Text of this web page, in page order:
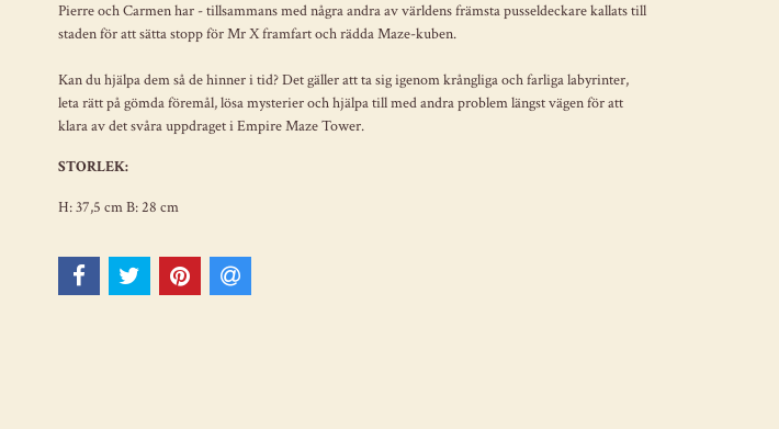
Pierre och Carmen har - tillsammans med några andra av världens främsta pusseldeckare kallats till
staden för att sätta stopp för Mr X framfart och rädda Maze-kuben.
Kan du hjälpa dem så de hinner i tid?Det gäller att ta sig igenom krångliga och farliga labyrinter,
leta rätt på gömda föremål, lösa mysterier och hjälpa till med andra problem längst vägen för att
klara av det svåra uppdraget i Empire Maze Tower.
STORLEK:
H: 37,5 cm B: 28 cm